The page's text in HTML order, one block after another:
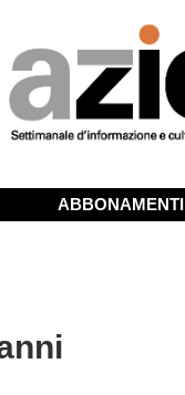
ABBONAMENTI